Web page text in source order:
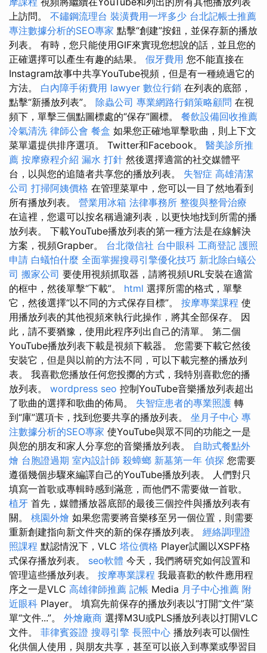
上訪問。 不鏽鋼流理台 裝潢費用一坪多少 台北記帳士推薦
專注數據分析的SEO專家 點擊“創建”按鈕，並保存新的播放
列表。 有時，您只能使用GIF來實現您想說的話，並且您的
正確選擇可以產生有趣的結果。 假牙費用 您不能直接在
Instagram故事中共享YouTube視頻，但是有一種繞過它的
方法。 白內障手術費用 lawyer 數位行銷 在列表的底部，
點擊“新播放列表”。 除蟲公司 專業網路行銷策略顧問 在視
頻下，單擊三個點圖標處的“保存”圖標。 餐飲設備回收推薦
冷氣清洗 律師公會 餐盒 如果您正確地單擊歌曲，則上下文
菜單還提供排序選項。 Twitter和Facebook。 醫美診所推
薦 按摩療程介紹 漏水 打針 然後選擇適當的社交媒體平
台，以與您的追隨者共享您的播放列表。 失智症 高雄清潔
公司 打掃阿姨價格 在管理菜單中，您可以一目了然地看到
所有播放列表。 營業用冰箱 法律事務所 整復與整骨治療
在這裡，您還可以按名稱過濾列表，以更快地找到所需的播
放列表。 下載YouTube播放列表的第一種方法是在線解決
方案，視頻Grapber。 台北徵信社 台中眼科 工商登記 護照
申請 白蟻怕什麼 全面掌握搜尋引擎優化技巧 新北除白蟻公
司 搬家公司 要使用視頻抓取器，請將視頻URL安裝在適當
的框中，然後單擊“下載”。 html 選擇所需的格式，單擊
它，然後選擇“以不同的方式保存目標”。 按摩專業課程 使
用播放列表的其他視頻來執行此操作，將其全部保存。 因
此，請不要猶豫，使用此程序列出自己的清單。 第二個
YouTube播放列表下載是視頻下載器。 您需要下載它然後
安裝它，但是與以前的方法不同，可以下載完整的播放列
表。 我喜歡您播放任何您投擲的方式，我特別喜歡您的播
放列表。 wordpress seo 控制YouTube音樂播放列表超出
了歌曲的選擇和歌曲的佈局。 失智症患者的專業照護 轉
到“庫”選項卡，找到您要共享的播放列表。 坐月子中心 專
注數據分析的SEO專家 使YouTube與眾不同的功能之一是
與您的朋友和家人分享您的音樂播放列表。 自助式餐點外
燴 台胞證過期 室內設計師 殺蟑螂 新墓第一年 偵探 您需要
遵循幾個步驟來編譯自己的YouTube播放列表。 人們對只
填寫一首歌或專輯時感到滿意，而他們不需要做一首歌。
植牙 首先，媒體播放器底部的最後三個控件與播放列表有
關。 桃園外燴 如果您需要將音樂移至另一個位置，則需要
重新創建指向新文件夾的新的保存播放列表。 經絡調理證
照課程 默認情況下，VLC 塔位價格 Player試圖以XSPF格
式保存播放列表。 seo軟體 今天，我們將研究如何設置和
管理這些播放列表。 按摩專業課程 我最喜歡的軟件應用程
序之一是VLC 高雄律師推薦 記帳 Media 月子中心推薦 附
近眼科 Player。 填寫先前保存的播放列表以“打開“文件”菜
單“文件...”。 外燴廠商 選擇M3U或PLS播放列表以打開VLC
文件。 菲律賓簽證 搜尋引擎 長照中心 播放列表可以個性
化供個人使用，與朋友共享，甚至可以嵌入到專業或學習目